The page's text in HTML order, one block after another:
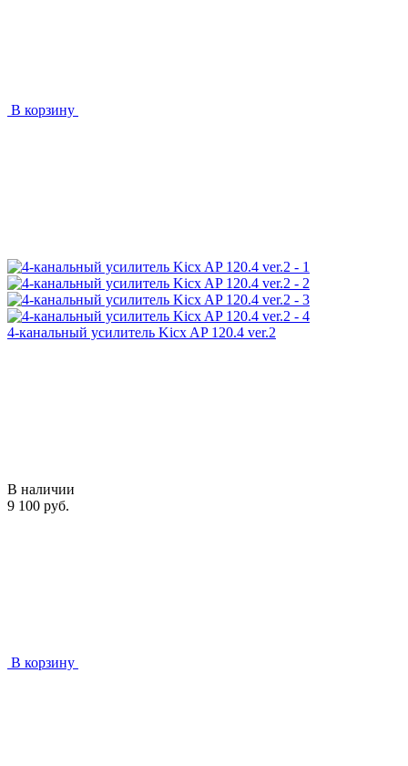
В корзину
4-канальный усилитель Kicx AP 120.4 ver.2
В наличии
9 100 руб.
В корзину